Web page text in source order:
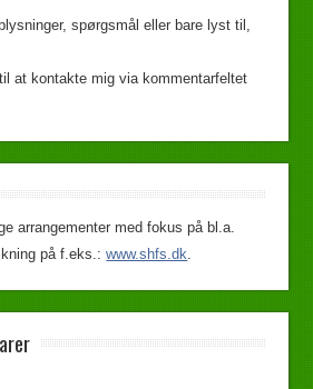
spørgsmål eller bare lyst til,
at kontakte mig via kommentarfeltet
arrangementer med fokus på bl.a.
på f.eks.:www.shfs.dk